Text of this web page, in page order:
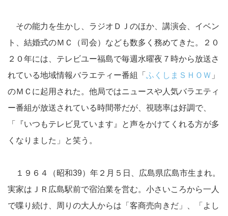
その能力を生かし、ラジオＤＪのほか、講演会、イベン
ト、結婚式のＭＣ（司会）なども数多く務めてきた。２０
２０年には、テレビユー福島で毎週水曜夜７時から放送さ
れている地域情報バラエティー番組「 ふくしまＳＨＯＷ 」
のＭＣに起用された。他局ではニュースや人気バラエティ
ー番組が放送されている時間帯だが、視聴率は好調で、
「『いつもテレビ見ています』と声をかけてくれる方が多
くなりました」と笑う。
１９６４（昭和39）年２月５日、広島県広島市生まれ。
実家はＪＲ広島駅前で宿泊業を営む。小さいころから一人
で喋り続け、周りの大人からは「客商売向きだ」、「よし